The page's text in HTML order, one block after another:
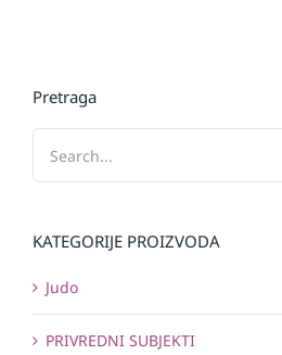
Pretraga
KATEGORIJE PROIZVODA
Judo
PRIVREDNI SUBJEKTI